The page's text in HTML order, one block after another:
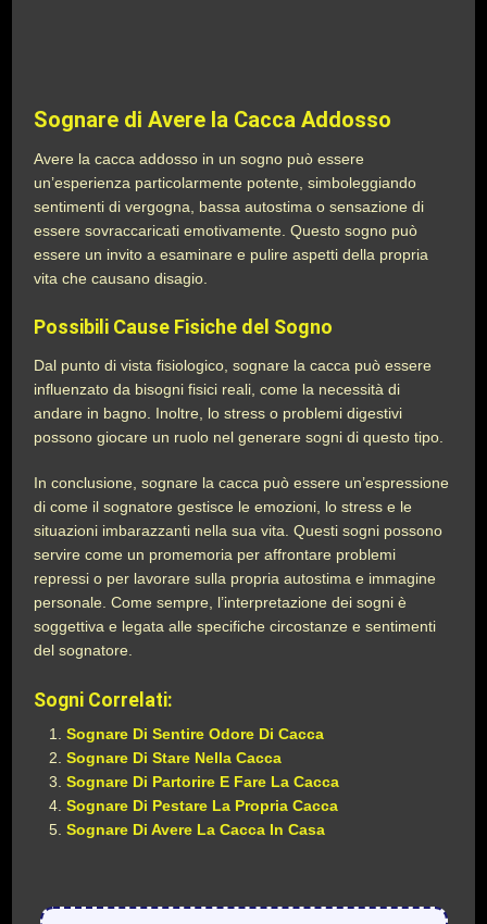
Sognare di Avere la Cacca Addosso
Avere la cacca addosso in un sogno può essere
un’esperienza particolarmente potente, simboleggiando
sentimenti di vergogna, bassa autostima o sensazione di
essere sovraccaricati emotivamente. Questo sogno può
essere un invito a esaminare e pulire aspetti della propria
vita che causano disagio.
Possibili Cause Fisiche del Sogno
Dal punto di vista fisiologico, sognare la cacca può essere
influenzato da bisogni fisici reali, come la necessità di
andare in bagno. Inoltre, lo stress o problemi digestivi
possono giocare un ruolo nel generare sogni di questo tipo.
In conclusione, sognare la cacca può essere un’espressione
di come il sognatore gestisce le emozioni, lo stress e le
situazioni imbarazzanti nella sua vita. Questi sogni possono
servire come un promemoria per affrontare problemi
repressi o per lavorare sulla propria autostima e immagine
personale. Come sempre, l’interpretazione dei sogni è
soggettiva e legata alle specifiche circostanze e sentimenti
del sognatore.
Sogni Correlati:
Sognare Di Sentire Odore Di Cacca
Sognare Di Stare Nella Cacca
Sognare Di Partorire E Fare La Cacca
Sognare Di Pestare La Propria Cacca
Sognare Di Avere La Cacca In Casa